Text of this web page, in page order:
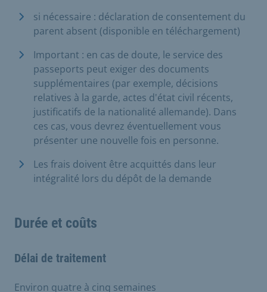
si nécessaire : déclaration de consentement du
parent absent (disponible en téléchargement)
Important : en cas de doute, le service des
passeports peut exiger des documents
supplémentaires (par exemple, décisions
relatives à la garde, actes d'état civil récents,
justificatifs de la nationalité allemande). Dans
ces cas, vous devrez éventuellement vous
présenter une nouvelle fois en personne.
Les frais doivent être acquittés dans leur
intégralité lors du dépôt de la demande
Durée et coûts
Délai de traitement
Environ quatre à cinq semaines